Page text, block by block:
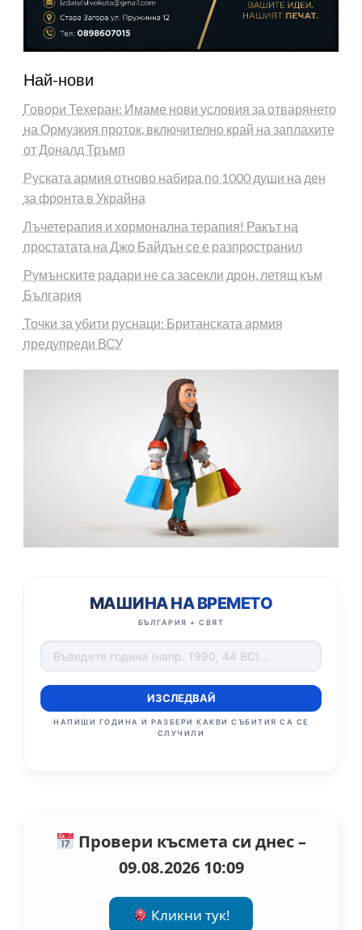
Най-нови
Говори Техеран: Имаме нови условия за отварянето
на Ормузкия проток, включително край на заплахите
от Доналд Тръмп
Руската армия отново набира по 1000 души на ден
за фронта в Украйна
Лъчетерапия и хормонална терапия! Ракът на
простатата на Джо Байдън се е разпространил
Румънските радари не са засекли дрон, летящ към
България
Точки за убити руснаци: Британската армия
предупреди ВСУ
МАШИНА НА ВРЕМЕТО
БЪЛГАРИЯ + СВЯТ
ИЗСЛЕДВАЙ
НАПИШИ ГОДИНА И РАЗБЕРИ КАКВИ СЪБИТИЯ СА СЕ
СЛУЧИЛИ
Провери късмета си днес –
09.08.2026 10:09
Кликни тук!